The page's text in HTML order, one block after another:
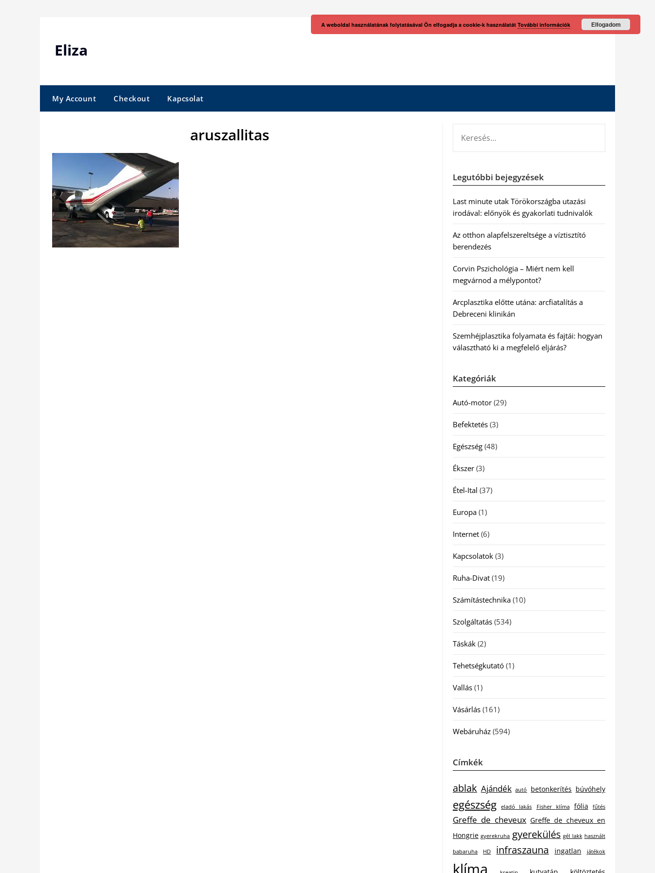
Eliza
My Account Checkout Kapcsolat
aruszallitas
Legutóbbi bejegyzések
Last minute utak Törökországba utazási
irodával: előnyök és gyakorlati tudnivalók
Az otthon alapfelszereltsége a víztisztító
berendezés
Corvin Pszichológia – Miért nem kell
megvárnod a mélypontot?
Arcplasztika előtte utána: arcfiatalítás a
Debreceni klinikán
Szemhéjplasztika folyamata és fajtái: hogyan
választható ki a megfelelő eljárás?
Kategóriák
Autó-motor(29)
Befektetés(3)
Egészség(48)
Ékszer(3)
Étel-Ital (37)
Europa(1)
Internet(6)
Kapcsolatok(3)
Ruha-Divat(19)
Számítástechnika(10)
Szolgáltatás(534)
Táskák(2)
Tehetségkutató(1)
Vallás(1)
Vásárlás(161)
Webáruház(594)
Címkék
ablak Ajándék autó betonkerítés búvóhely
egészség eladó lakás Fisher klíma fólia fűtés
Greffe de cheveux Greffe de cheveux en
Hongrie gyerekruha gyerekülés gél lakk használt
babaruha HD infraszauna ingatlan játékok
klíma
A weboldal használatának folytatásával Ön elfogadja a cookie-k használatát További információk Elfogadom